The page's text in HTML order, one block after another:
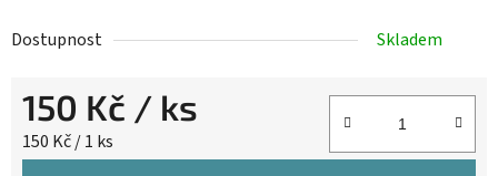
Dostupnost Skladem
150 Kč / ks
Měrná cena:
150 Kč / 1 ks